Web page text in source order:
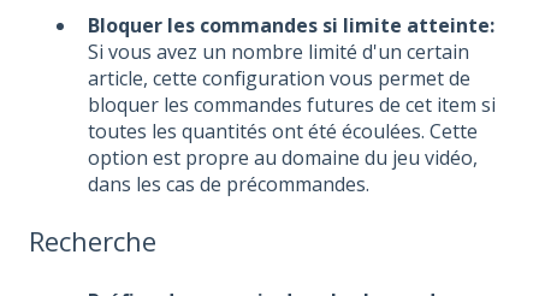
Bloquer les commandes si limite atteinte:
Si vous avez un nombre limité d'un certain
article, cette configuration vous permet de
bloquer les commandes futures de cet item si
toutes les quantités ont été écoulées. Cette
option est propre au domaine du jeu vidéo,
dans les cas de précommandes.
Recherche